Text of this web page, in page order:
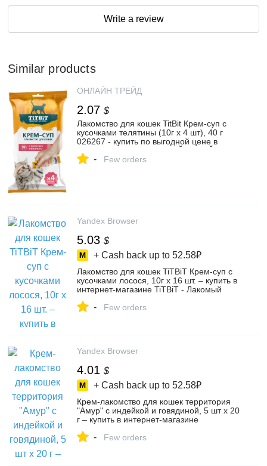
Write a review
Similar products
ОНЛАЙН ТРЕЙД
2.07 $
Лакомство для кошек TitBit Крем-суп с
кусочками телятины (10г х 4 шт), 40 г
026267 - купить по выгодной цене в
Воронеж
- Few orders
Yandex Browser
5.03 $
+ Cash back up to 52.58₽
Лакомство для кошек TiTBiT Крем-суп с
кусочками лосося, 10г х 16 шт. – купить в
интернет-магазине TiTBiT - Лакомый
103167665265
- Few orders
Yandex Browser
4.01 $
+ Cash back up to 52.58₽
Крем-лакомство для кошек территория
"Амур" с индейкой и говядиной, 5 шт х 20
г – купить в интернет-магазине
102430485220
- Few orders